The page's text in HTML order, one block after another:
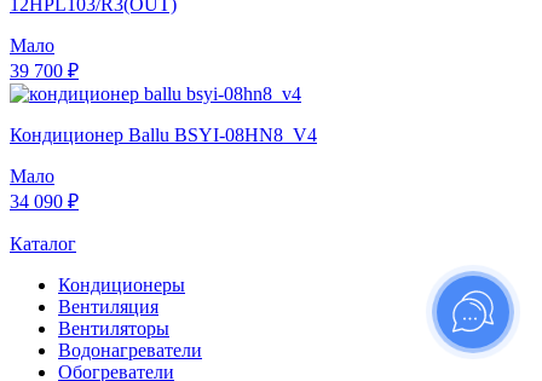
12HPL103/R3(OUT)
Мало
39 700 ₽
Кондиционер Ballu BSYI-08HN8_V4
Мало
34 090 ₽
Каталог
Кондиционеры
Вентиляция
Вентиляторы
Водонагреватели
Обогреватели